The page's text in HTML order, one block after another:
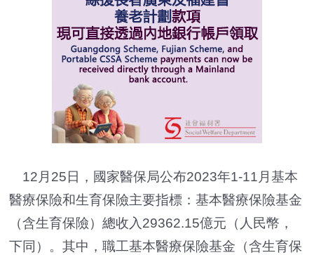
12月25日，國家醫保局公布2023年1-11月基本
醫療保險和生育保險主要指標：基本醫療保險基金
（含生育保險）總收入29362.15億元（人民幣，
下同）。其中，職工基本醫療保險基金（含生育保